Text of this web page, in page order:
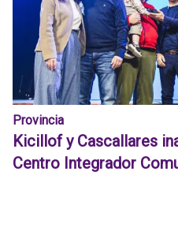
Provincia
Kicillof y Cascallares
Centro Integrador